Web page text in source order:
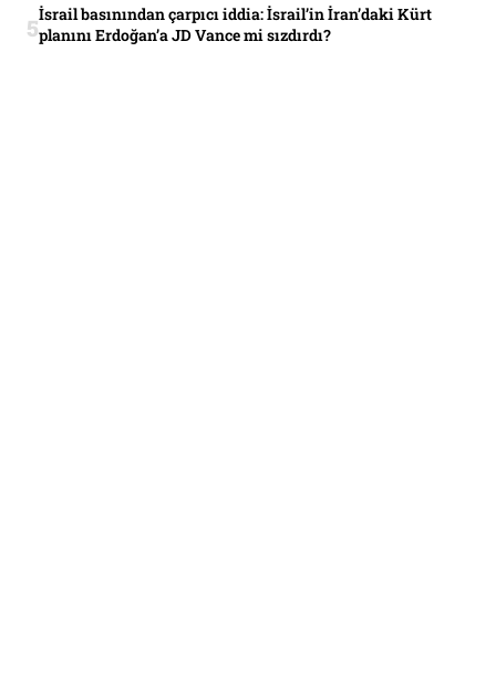
İsrail basınından çarpıcı iddia: İsrail’in İran’daki Kürt
planını Erdoğan’a JD Vance mi sızdırdı?